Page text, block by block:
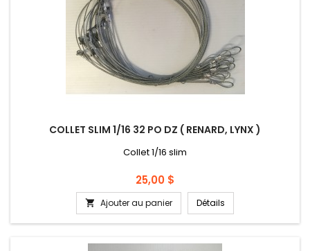
COLLET SLIM 1/16 32 PO DZ ( RENARD, LYNX )
Collet 1/16 slim
Prix
25,00 $
 Ajouter au panier Détails